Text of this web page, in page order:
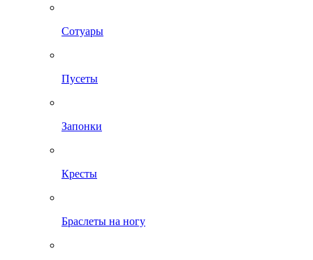
Сотуары
Пусеты
Запонки
Кресты
Браслеты на ногу